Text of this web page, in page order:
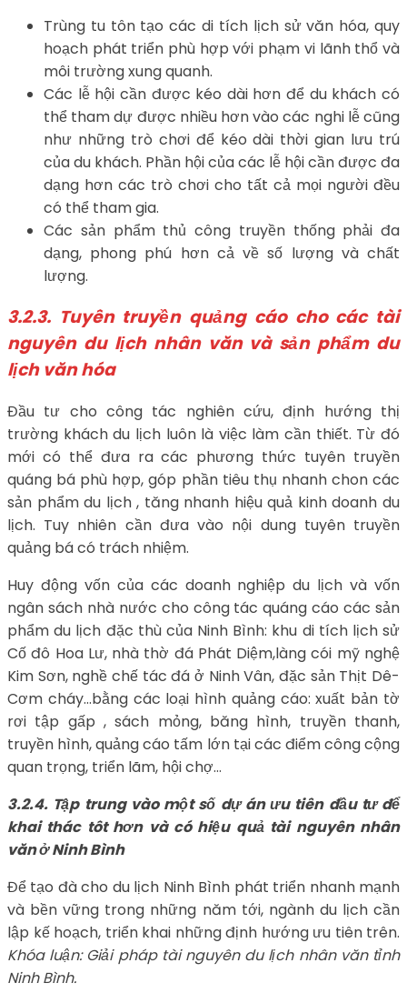
Trùng tu tôn tạo các di tích lịch sử văn hóa, quy
hoạch phát triển phù hợp với phạm vi lãnh thổ và
môi trường xung quanh.
Các lễ hội cần được kéo dài hơn để du khách có
thể tham dự được nhiều hơn vào các nghi lễ cũng
như những trò chơi để kéo dài thời gian lưu trú
của du khách. Phần hội của các lễ hội cần được đa
dạng hơn các trò chơi cho tất cả mọi người đều
có thể tham gia.
Các sản phẩm thủ công truyền thống phải đa
dạng, phong phú hơn cả về số lượng và chất
lượng.
3.2.3. Tuyên truyền quảng cáo cho các tài
nguyên du lịch nhân văn và sản phẩm du
lịch văn hóa
Đầu tư cho công tác nghiên cứu, định hướng thị
trường khách du lịch luôn là việc làm cần thiết. Từ đó
mới có thể đưa ra các phương thức tuyên truyền
quáng bá phù hợp, góp phần tiêu thụ nhanh chon các
sản phẩm du lịch , tăng nhanh hiệu quả kinh doanh du
lịch. Tuy nhiên cần đưa vào nội dung tuyên truyền
quảng bá có trách nhiệm.
Huy động vốn của các doanh nghiệp du lịch và vốn
ngân sách nhà nước cho công tác quáng cáo các sản
phẩm du lịch đặc thù của Ninh Bình: khu di tích lịch sử
Cố đô Hoa Lư, nhà thờ đá Phát Diệm,làng cói mỹ nghệ
Kim Sơn, nghề chế tác đá ở Ninh Vân, đặc sản Thịt Dê-
Cơm cháy…bằng các loại hình quảng cáo: xuất bản tờ
rơi tập gấp , sách mỏng, băng hình, truyền thanh,
truyền hình, quảng cáo tấm lớn tại các điểm công cộng
quan trọng, triển lãm, hội chợ…
3.2.4. Tập trung vào một số dự án ưu tiên đầu tư để
khai thác tôt hơn và có hiệu quả tài nguyên nhân
văn ở Ninh Bình
Để tạo đà cho du lịch Ninh Bình phát triển nhanh mạnh
và bền vững trong những năm tới, ngành du lịch cần
lập kế hoạch, triển khai những định hướng ưu tiên trên.
Khóa luận: Giải pháp tài nguyên du lịch nhân văn tỉnh
Ninh Bình.